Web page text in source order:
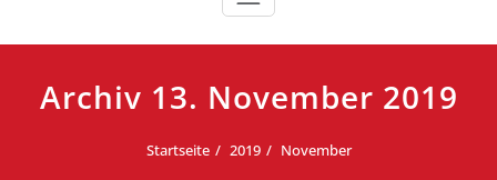
Archiv 13. November 2019
Startseite 2019 November